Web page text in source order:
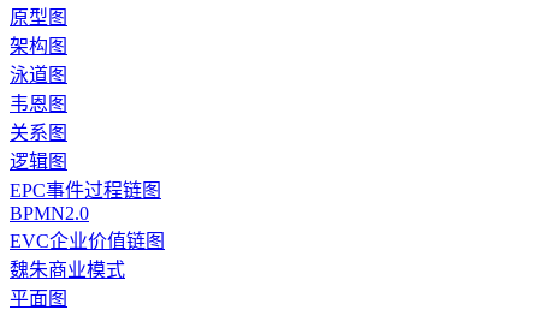
原型图
架构图
泳道图
韦恩图
关系图
逻辑图
EPC事件过程链图
BPMN2.0
EVC企业价值链图
魏朱商业模式
平面图